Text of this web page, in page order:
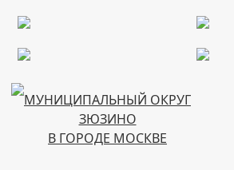
МУНИЦИПАЛЬНЫЙ ОКРУГ
ЗЮЗИНО
В ГОРОДЕ МОСКВЕ